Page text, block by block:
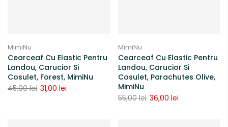
MimiNu
Cearceaf Cu Elastic Pentru
Landou, Carucior Si
Cosulet, Forest, MimiNu
45,00 lei 31,00 lei
MimiNu
Cearceaf Cu Elastic Pentru
Landou, Carucior Si
Cosulet, Parachutes Olive,
MimiNu
55,00 lei 36,00 lei